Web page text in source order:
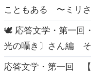
こともある 〜ミリ
🕊 応答文学・第一回
光の囁き〕さん編
応答文学・第一回